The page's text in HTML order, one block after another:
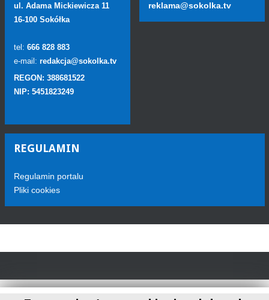
ul. Adama Mickiewicza 11
16-100 Sokółka
tel: 666 828 883
e-mail: redakcja@sokolka.tv
REGON: 388681522
NIP: 5451823249
reklama@sokolka.tv
REGULAMIN
Regulamin portalu
Pliki cookies